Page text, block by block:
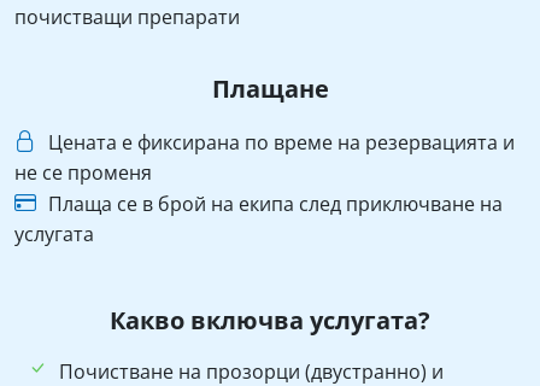
почистващи препарати
Плащане
Цената е фиксирана по време на резервацията и
не се променя
Плаща се в брой на екипа след приключване на
услугата
Какво включва услугата?
Почистване на прозорци (двустранно) и